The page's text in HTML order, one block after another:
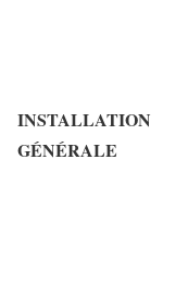
INSTALLATION
GÉNÉRALE